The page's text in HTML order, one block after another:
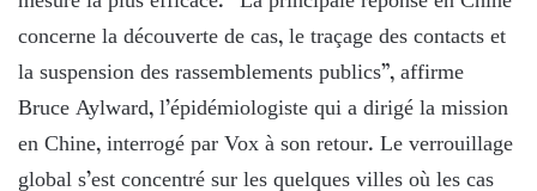
concerne la découverte de cas, le traçage des contacts et
la suspension des rassemblements publics”, affirme
Bruce Aylward, l’épidémiologiste qui a dirigé la mission
en Chine, interrogé par Vox à son retour. Le verrouillage
global s’est concentré sur les quelques villes où les cas